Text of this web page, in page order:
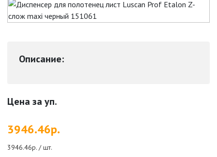
Описание:
Цена за уп.
3946.46р.
3946.46р. / шт.